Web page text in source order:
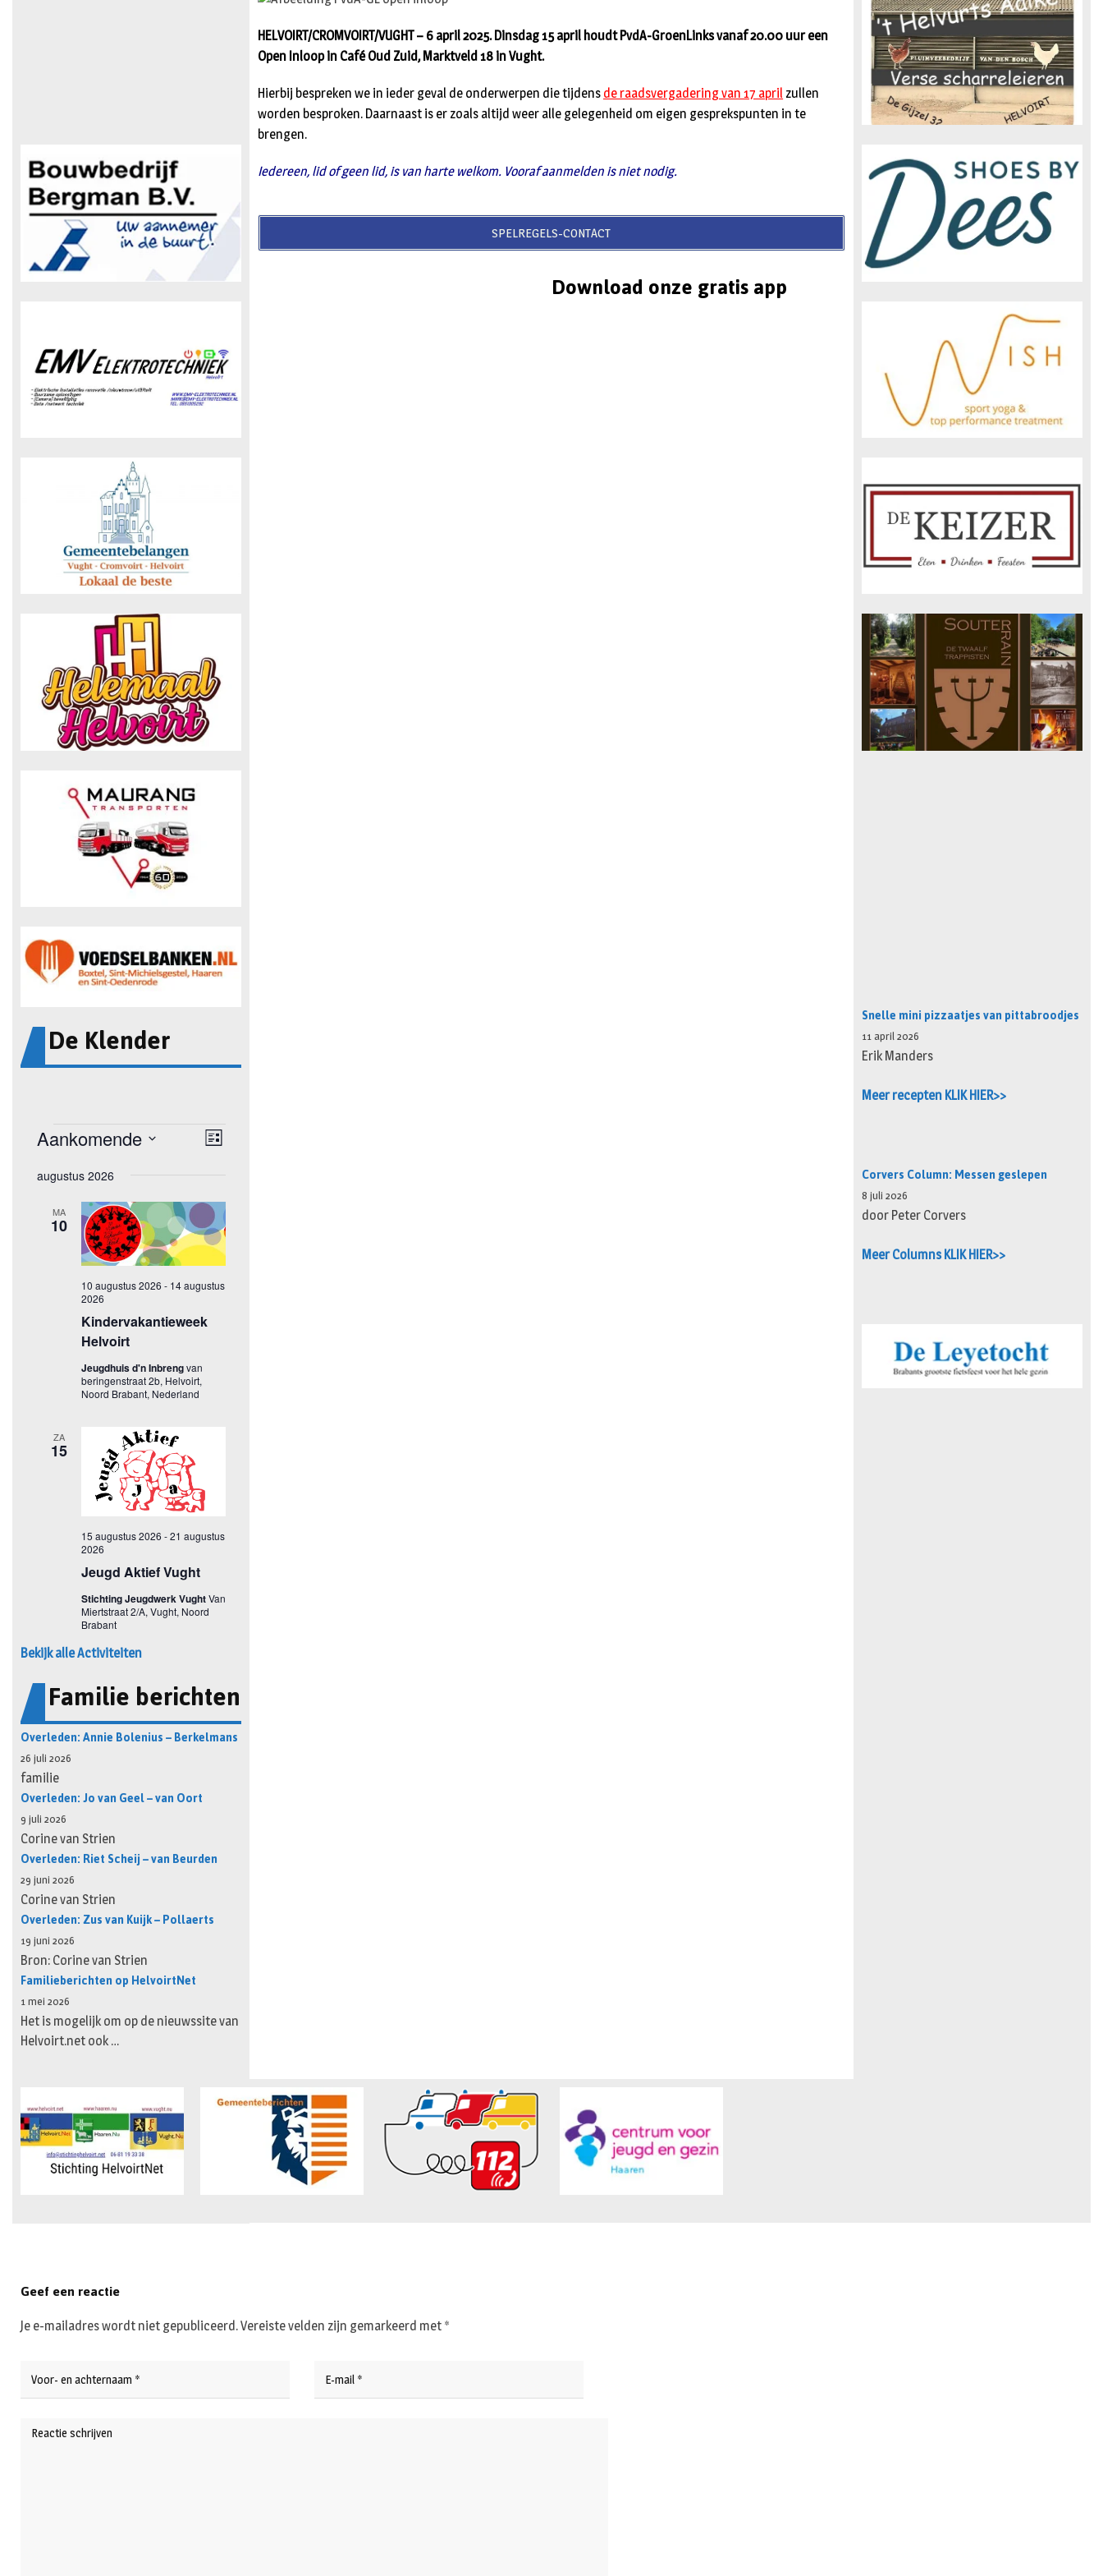
De Klender
Bekijk alle Activiteiten
Familie berichten
Overleden: Annie Bolenius – Berkelmans
26 juli 2026
familie
Overleden: Jo van Geel – van Oort
9 juli 2026
Corine van Strien
Overleden: Riet Scheij – van Beurden
29 juni 2026
Corine van Strien
Overleden: Zus van Kuijk – Pollaerts
19 juni 2026
Bron: Corine van Strien
Familieberichten op HelvoirtNet
1 mei 2026
Het is mogelijk om op de nieuwssite van
Helvoirt.net ook …
HELVOIRT/CROMVOIRT/VUGHT – 6 april 2025. Dinsdag 15 april houdt PvdA-GroenLinks vanaf 20.00 uur een
Open Inloop in Café Oud Zuid, Marktveld 18 in Vught.
Hierbij bespreken we in ieder geval de onderwerpen die tijdens de raadsvergadering van 17 april zullen
worden besproken. Daarnaast is er zoals altijd weer alle gelegenheid om eigen gesprekspunten in te
brengen.
Iedereen, lid of geen lid, is van harte welkom. Vooraf aanmelden is niet nodig.
SPELREGELS-CONTACT
Download onze gratis app
Snelle mini pizzaatjes van pittabroodjes
11 april 2026
Erik Manders
Meer recepten KLIK HIER>>
Corvers Column: Messen geslepen
8 juli 2026
door Peter Corvers
Meer Columns KLIK HIER>>
Geef een reactie
Je e-mailadres wordt niet gepubliceerd.Vereiste velden zijn gemarkeerd met *
n